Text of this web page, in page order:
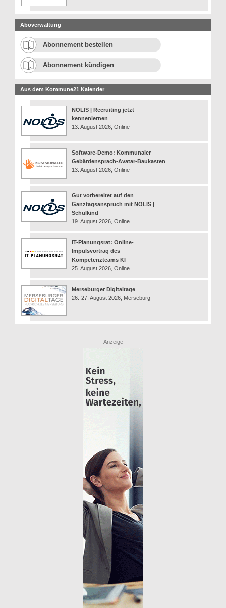
Aboverwaltung
Abonnement bestellen
Abonnement kündigen
Aus dem Kommune21 Kalender
NOLIS | Recruiting jetzt
kennenlernen
13. August 2026, Online
Software-Demo: Kommunaler
Gebärdensprach-Avatar-Baukasten
13. August 2026, Online
Gut vorbereitet auf den
Ganztagsanspruch mit NOLIS |
Schulkind
19. August 2026, Online
IT-Planungsrat: Online-
Impulsvortrag des
Kompetenzteams KI
25. August 2026, Online
Merseburger Digitaltage
26.-27. August 2026, Merseburg
Anzeige